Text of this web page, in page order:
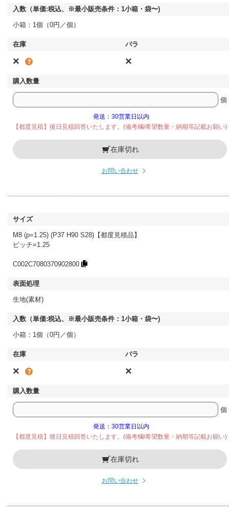
小箱：1個（0円／個）
× ×
個
発送：30営業日以内
【都度見積】後日見積回答いたします。(備考欄/希望数量・納期等記載お願い)
在庫切れ
お問い合わせ
M8 (p=1.25) (P37 H90 S28)【都度見積品】
ピッチ=1.25
C002C7080370902800
生地(素材)
小箱：1個（0円／個）
× ×
個
発送：30営業日以内
【都度見積】後日見積回答いたします。(備考欄/希望数量・納期等記載お願い)
在庫切れ
お問い合わせ